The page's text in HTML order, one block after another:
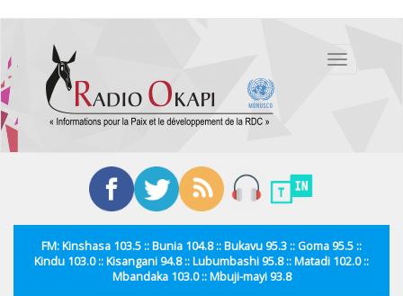
contenu
principal
Toggle
FM: Kinshasa 103.5 :: Bunia 104.8 :: Bukavu 95.3 :: Goma 95.5 ::
Kindu 103.0 :: Kisangani 94.8 :: Lubumbashi 95.8 :: Matadi 102.0 ::
Mbandaka 103.0 :: Mbuji-mayi 93.8